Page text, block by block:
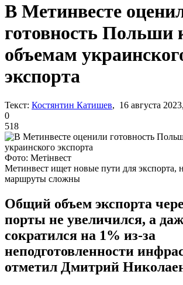
В Метинвесте
готовность Польши
объемам
экспорта
Текст: Костянтин Катишев, 16 августа
0
518
Фото: Метінвест
Метинвест ищет новые пути для экспорта,
маршруты сложны
Общий объем экспорта
порты не увеличился, а
сократился на 1% из-за
неподготовленности
отметил Дмитрий